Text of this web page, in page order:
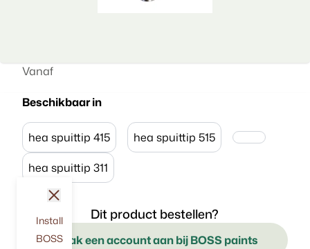
Vanaf
Beschikbaar in
hea spuittip 415
hea spuittip 515
hea spuittip 311
Dit product bestellen?
Maak een account aan bij BOSS paints
Install
BOSS
sluit